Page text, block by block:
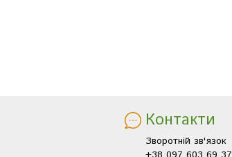
Контакти
Зворотній зв'язок